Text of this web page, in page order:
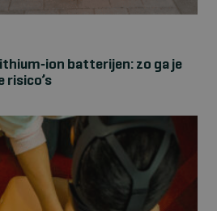
batterijen: zo ga je
risico’s